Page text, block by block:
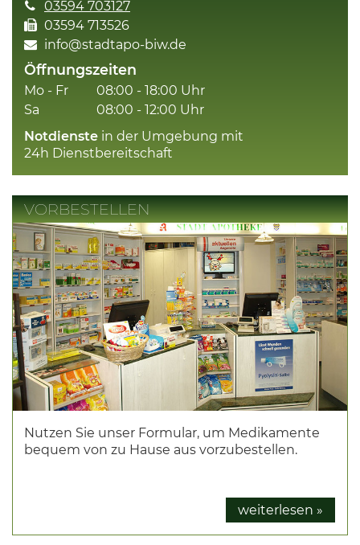
03594 703127
03594 713526
info@stadtapo-biw.de
Öffnungszeiten
Mo - Fr
08:00 - 18:00 Uhr
Sa
08:00 - 12:00 Uhr
Notdienste in der Umgebung mit
24h Dienstbereitschaft
VORBESTELLEN
Nutzen Sie unser Formular, um Medikamente
bequem von zu Hause aus vorzubestellen.
weiterlesen »